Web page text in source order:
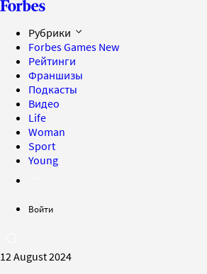
Рубрики
Forbes Games New
Рейтинги
Франшизы
Подкасты
Видео
Life
Woman
Sport
Young
Войти
12 August 2024